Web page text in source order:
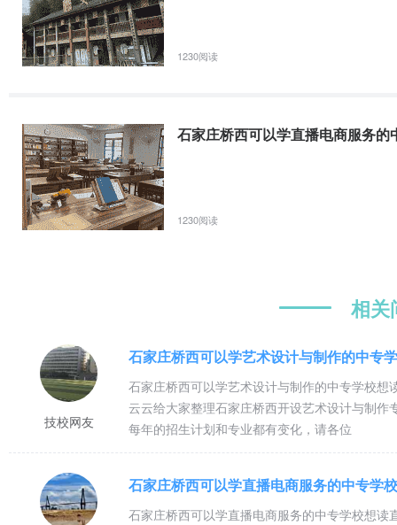
的基础。在河北省医学教育专业技能考核中，成绩名列前茅，印证了学
学校具有良好的教育教学资源，拥有一批具有丰富教学经验的专家教授
我校历来重视学生就业工作，坚持以就业和社会需求为导向，不断深化
开用人单位与毕业生就业双向选择会，不定期召开各种小型的毕业生就
国、德国、澳大利亚，菲律宾等国家的医学院校、科研机构建立了友好
秀学生到国外就业。许多毕业生成才创业取得了骄人的成绩，一批优秀
当前，在科学发展观指引下，学校党政领导奋发进取，积极探索民办
免学费、助学金政策
1、新生入学凭录取通知书享受半价火车票待遇
3、国家资助政策：
（1）、国家免学费政策：符合国家规定的在校一、二、三年级学生，
1230阅读
石家庄桥西可以学直播电商服务的
1230阅读
相关
技校网友
石家庄桥西可以学艺术设计与制作的中专
石家庄桥西可以学艺术设计与制作的中专学校
云云给大家整理石家庄桥西开设艺术设计与制
每年的招生计划和专业都有变化，请各位
石家庄桥西可以学直播电商服务的中专学校
石家庄桥西可以学直播电商服务的中专学校想